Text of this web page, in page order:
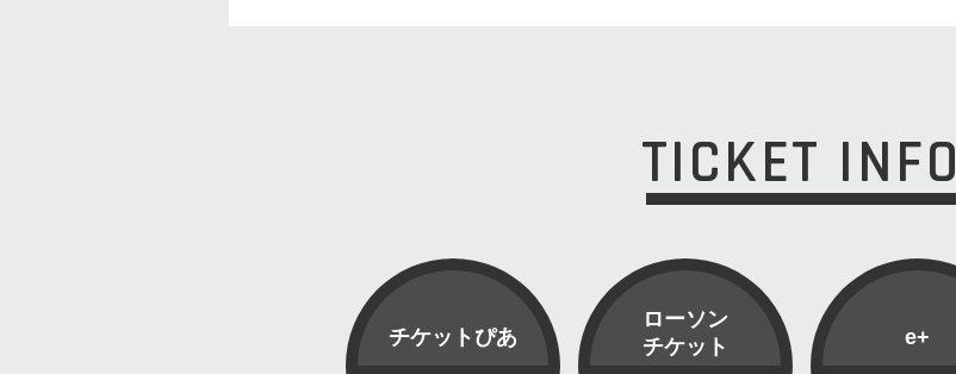
TICKET INFO
チケットぴあ
ローソン
チケット
e+